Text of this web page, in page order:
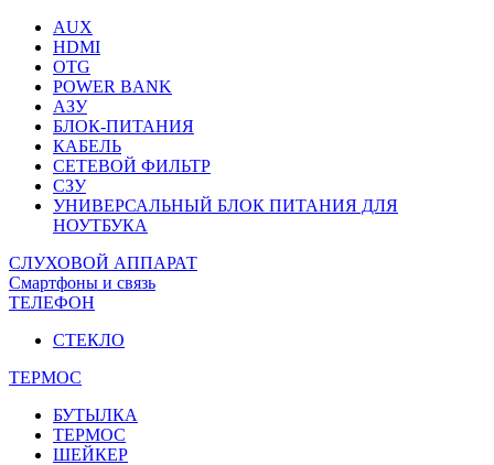
AUX
HDMI
OTG
POWER BANK
АЗУ
БЛОК-ПИТАНИЯ
КАБЕЛЬ
СЕТЕВОЙ ФИЛЬТР
СЗУ
УНИВЕРСАЛЬНЫЙ БЛОК ПИТАНИЯ ДЛЯ
НОУТБУКА
СЛУХОВОЙ АППАРАТ
Смартфоны и связь
ТЕЛЕФОН
СТЕКЛО
ТЕРМОС
БУТЫЛКА
ТЕРМОС
ШЕЙКЕР